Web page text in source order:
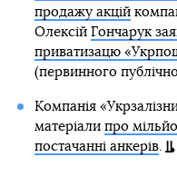
продажу акцій
Олексій Гончарук
приватизацю
(первинного
Компанія
матеріали про
постачанні анкерів.